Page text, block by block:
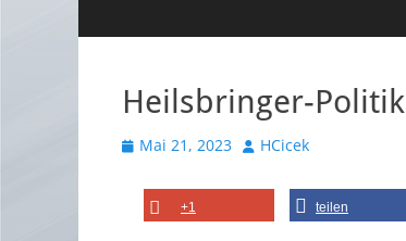
Heilsbringer-
Veröffentlicht
Mai 21, 2023 AutorHCicek
+1 teilen